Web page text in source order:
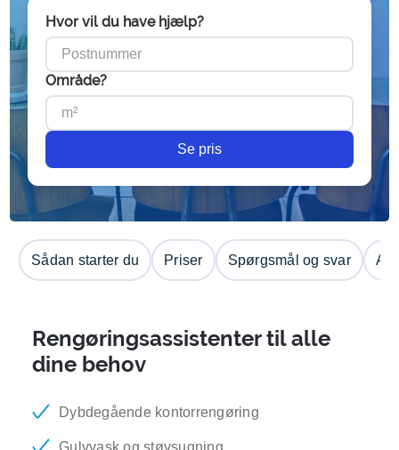
Hvor vil du have hjælp?
Område?
Se pris
Sådan starter du Priser Spørgsmål og svar
Rengøringsassistenter til alle
dine behov
Dybdegående kontorrengøring
Gulvvask og støvsugning